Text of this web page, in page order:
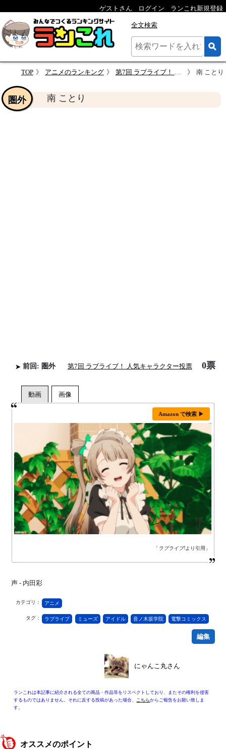
ゲストさん ログイン ランこれ新規登録
全文検索
TOP アニメのランキング 第7回 ラブライブ！ 人気キャラクター投票 南 ことり
南 ことり
圏外
前回: 圏外 第7回 ラブライブ！ 人気キャラクター投票 0票
Amazon で検索 ▶
「 ラブライブ!より引用」
声 - 内田彩
カテゴリ： アニメ
タグ： ラブライブ ミューズ アイドル 音ノ木坂学院 電撃コミックス
編集
にゃんこ丸さん
ランこれは本記事に紹介される全ての商品・作品等をリスペクトしており、またその権利を侵害
するものではありません。それに反する投稿があった場合、
こちらからご報告をお願い致しま
す。
オススメのポイント